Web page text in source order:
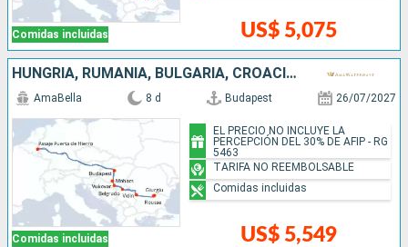
Comidas incluidas US$ 5,075
HUNGRÍA, RUMANIA, BULGARIA, CROACIA, SERBIA
Comidas incluidas
AmaBella 8 d Budapest 26/07/2027
US$ 5,549
EL PRECIO NO INCLUYE LA
PERCEPCIÓN DEL 30% DE AFIP - RG
5463
TARIFA NO REEMBOLSABLE
Comidas incluidas